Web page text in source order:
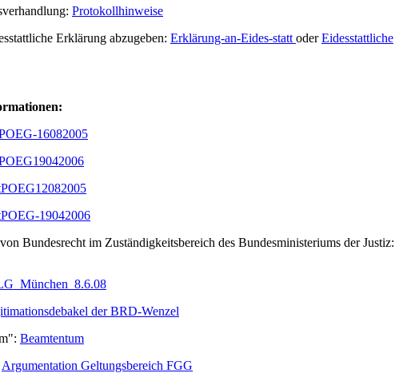
Protokollhinweise
Erklärung abzugeben: Erklärung-an-Eides-statt oderEidesstattliche
16082005
19042006
Bundesrecht im Zuständigkeitsbereich des Bundesministeriums der Justiz:
der BRD-Wenzel
Beamtentum
Argumentation Geltungsbereich FGG